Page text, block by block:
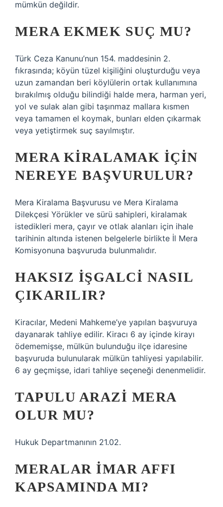
mümkün değildir.
MERA EKMEK SUÇ MU?
Türk Ceza Kanunu’nun 154. maddesinin 2.
fıkrasında; köyün tüzel kişiliğini oluşturduğu veya
uzun zamandan beri köylülerin ortak kullanımına
bırakılmış olduğu bilindiği halde mera, harman yeri,
yol ve sulak alan gibi taşınmaz mallara kısmen
veya tamamen el koymak, bunları elden çıkarmak
veya yetiştirmek suç sayılmıştır.
MERA KIRALAMAK IÇIN
NEREYE BAŞVURULUR?
Mera Kiralama Başvurusu ve Mera Kiralama
Dilekçesi Yörükler ve sürü sahipleri, kiralamak
istedikleri mera, çayır ve otlak alanları için ihale
tarihinin altında istenen belgelerle birlikte İl Mera
Komisyonuna başvuruda bulunmalıdır.
HAKSIZ IŞGALCI NASIL
ÇIKARILIR?
Kiracılar, Medeni Mahkeme’ye yapılan başvuruya
dayanarak tahliye edilir. Kiracı 6 ay içinde kirayı
ödememişse, mülkün bulunduğu ilçe idaresine
başvuruda bulunularak mülkün tahliyesi yapılabilir.
6 ay geçmişse, idari tahliye seçeneği denenmelidir.
TAPULU ARAZI MERA
OLUR MU?
Hukuk Departmanının 21.02.
MERALAR IMAR AFFI
KAPSAMINDA MI?